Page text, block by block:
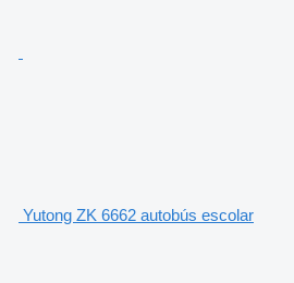
Yutong ZK 6662 autobús escolar